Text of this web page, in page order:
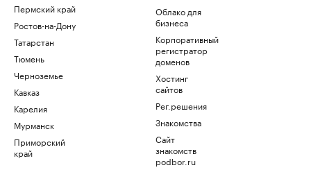
Пермский край
Ростов-на-Дону
Татарстан
Тюмень
Черноземье
Кавказ
Карелия
Мурманск
Приморский
край
Облако для
бизнеса
Корпоративный
регистратор
доменов
Хостинг
сайтов
Рег.решения
Знакомства
Сайт
знакомств
podbor.ru